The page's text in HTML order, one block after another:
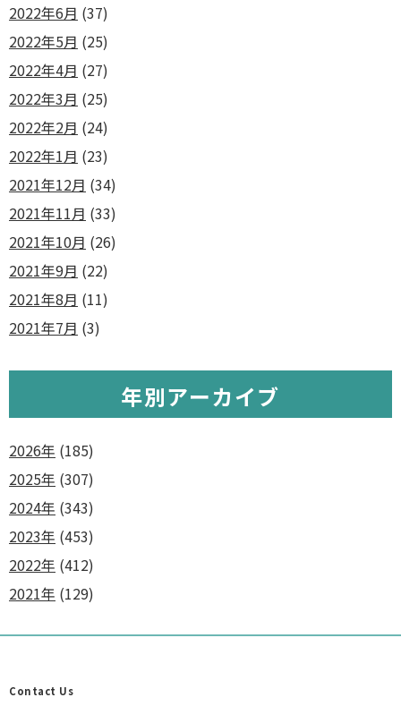
2022年6月 (37)
2022年5月 (25)
2022年4月 (27)
2022年3月 (25)
2022年2月 (24)
2022年1月 (23)
2021年12月 (34)
2021年11月 (33)
2021年10月 (26)
2021年9月 (22)
2021年8月 (11)
2021年7月 (3)
年別アーカイブ
2026年 (185)
2025年 (307)
2024年 (343)
2023年 (453)
2022年 (412)
2021年 (129)
Contact Us